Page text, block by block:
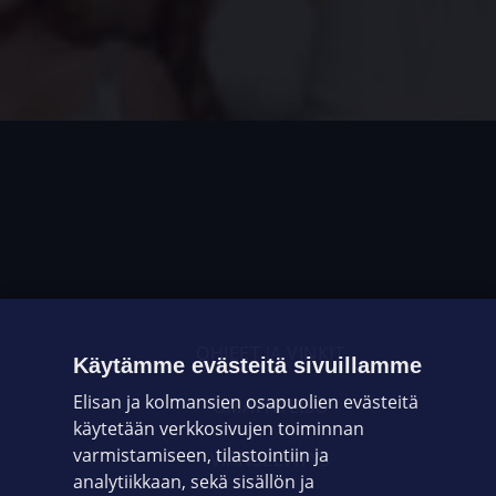
OHJEET JA VINKIT
OMAYHTEISÖ
VIANSELVITYS
Käytämme evästeitä sivuillamme
Elisan ja kolmansien osapuolien evästeitä
käytetään verkkosivujen toiminnan
varmistamiseen, tilastointiin ja
analytiikkaan, sekä sisällön ja